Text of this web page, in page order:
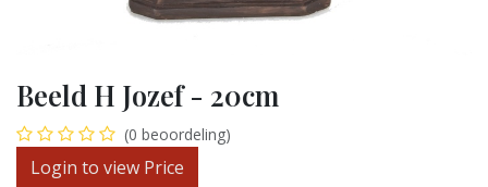
Beeld H Jozef - 20cm
(0 beoordeling)
Login to view Price